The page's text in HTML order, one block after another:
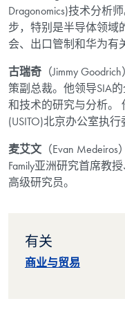
Dragonomics)技术分析
步，特别是半导体领域
会、出口管制和华为有
古瑞奇 （Jimmy
策副总裁。他领导SIA
和技术的研究与分析。
(USITO)北京办公室执行
麦艾文 （Evan
Family亚洲研究首席教
高级研究员。
有关
商业与贸易